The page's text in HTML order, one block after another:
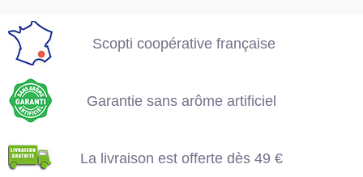
Scopti coopérative française
Garantie sans arôme
artificiel
Garantie sans arôme artificiel
La livraison est offerte
dès 49 €
La livraison est offerte dès 49 €
Tous nos produits en
stock permanent
L'expédition est